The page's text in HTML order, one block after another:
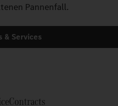
Pannenfall.
& Services